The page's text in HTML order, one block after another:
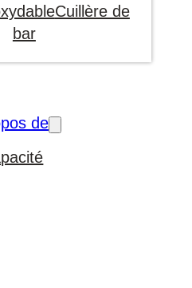
Cuillère de
bar
de